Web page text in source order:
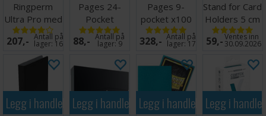
Ringperm
Ultra Pro med
Magic Logo
(900)
207,- Antall på
lager: 16
Pages 24-
Pocket
QuadRow x10
Svart
88,- Antall på
lager:9
Pages 9-
pocket x100
Klar
328,- Antall på
lager: 17
Stand for Card
Holders 5 cm
(5 stk)
59,-Ventes inn
30.09.2026
Legg i handlekurvenLegg i handlekurvenLegg i handlekurven
Legg i